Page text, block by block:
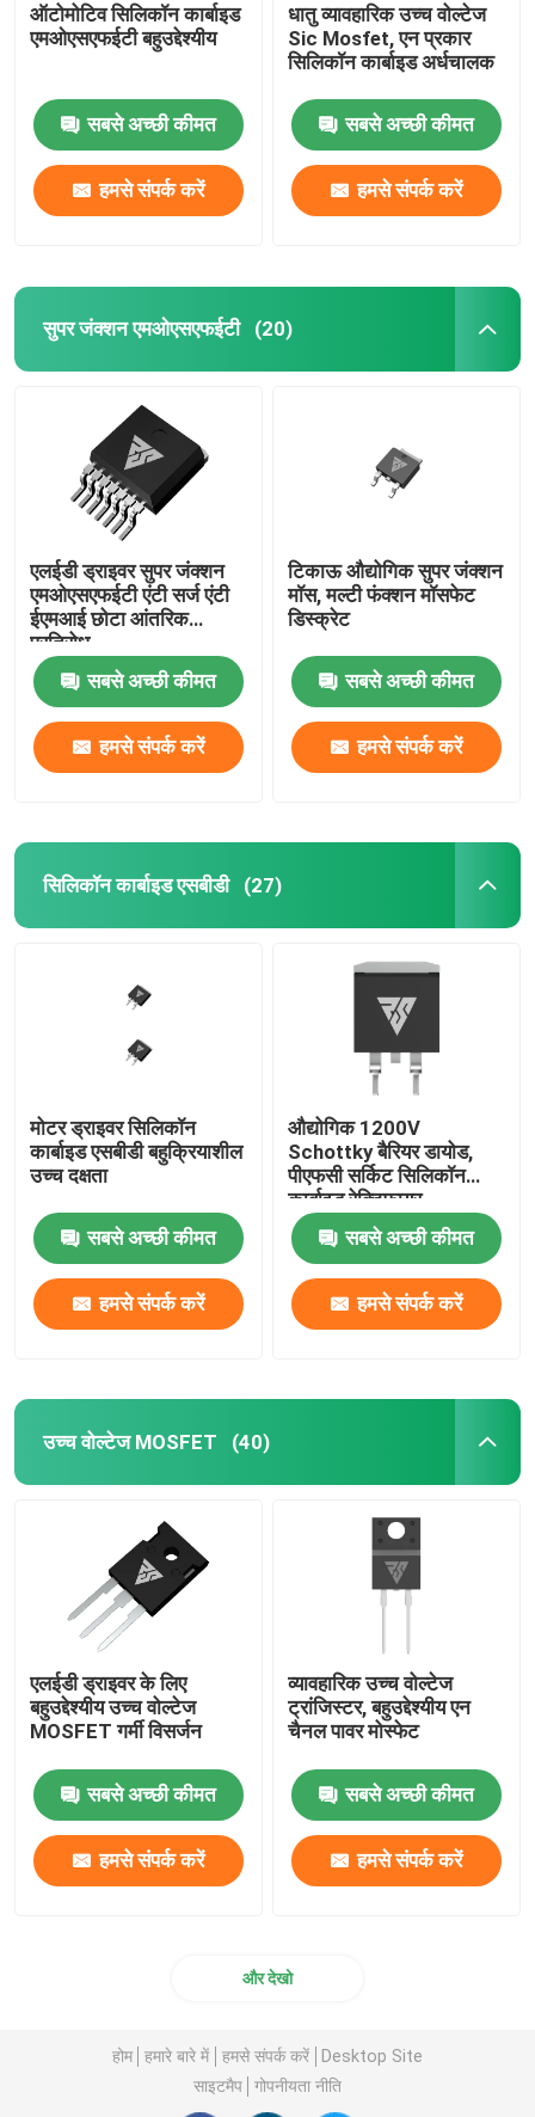
ऑटोमोटिव सिलिकॉन कार्बाइड
एमओएसएफईटी बहुउद्देश्यीय
सबसे अच्छी कीमत
हमसे संपर्क करें
धातु व्यावहारिक उच्च वोल्टेज
Sic Mosfet, एन प्रकार
सिलिकॉन कार्बाइड अर्धचालक
सबसे अच्छी कीमत
हमसे संपर्क करें
सुपर जंक्शन एमओएसएफईटी (20)
एलईडी ड्राइवर सुपर जंक्शन
एमओएसएफईटी एंटी सर्ज एंटी
ईएमआई छोटा आंतरिक
प्रतिरोध
सबसे अच्छी कीमत
हमसे संपर्क करें
टिकाऊ औद्योगिक सुपर जंक्शन
मॉस, मल्टी फंक्शन मॉसफेट
डिस्क्रेट
सबसे अच्छी कीमत
हमसे संपर्क करें
सिलिकॉन कार्बाइड एसबीडी (27)
मोटर ड्राइवर सिलिकॉन
कार्बाइड एसबीडी बहुक्रियाशील
उच्च दक्षता
सबसे अच्छी कीमत
हमसे संपर्क करें
औद्योगिक 1200V
Schottky बैरियर डायोड,
पीएफसी सर्किट सिलिकॉन
कार्बाइड रेक्टिफायर
सबसे अच्छी कीमत
हमसे संपर्क करें
उच्च वोल्टेज MOSFET (40)
एलईडी ड्राइवर के लिए
बहुउद्देश्यीय उच्च वोल्टेज
MOSFET गर्मी विसर्जन
सबसे अच्छी कीमत
हमसे संपर्क करें
व्यावहारिक उच्च वोल्टेज
ट्रांजिस्टर, बहुउद्देश्यीय एन
चैनल पावर मोस्फेट
सबसे अच्छी कीमत
हमसे संपर्क करें
और देखो
होम हमारे बारे में हमसे संपर्क करें
Desktop Site
साइटमैप
गोपनीयता नीति